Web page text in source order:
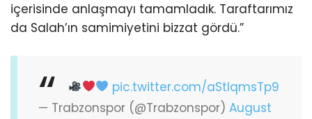
içerisinde anlaşmayı tamamladık. Taraftarımız
da Salah’ın samimiyetini bizzat gördü.”
pic.twitter.com/aStIqmsTp9
— Trabzonspor (@Trabzonspor) August